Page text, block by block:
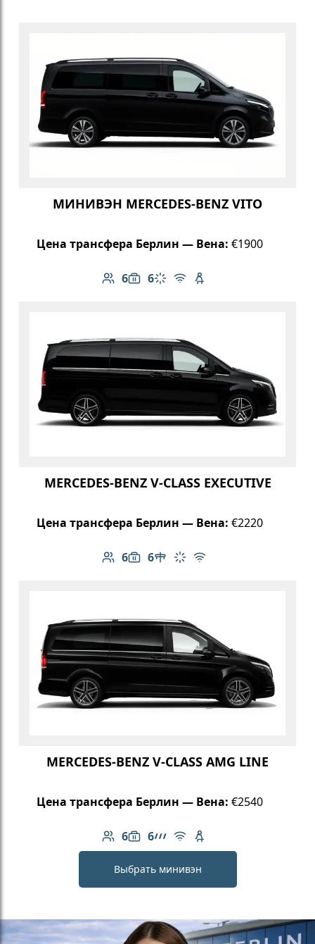
МИНИВЭН MERCEDES-BENZ VITO
Цена трансфера Берлин — Вена: €1900
6
Количество пассажиров: 6
6
Вместимость багажа: 6
Климат-контроль
Бесплатный Wi-Fi
Детское кресло
MERCEDES-BENZ V-CLASS EXECUTIVE
Цена трансфера Берлин — Вена: €2220
6
Количество пассажиров: 6
6
Вместимость багажа: 6
Стол в салоне
Климат-контроль
Бесплатный Wi-Fi
MERCEDES-BENZ V-CLASS AMG LINE
Цена трансфера Берлин — Вена: €2540
6
Количество пассажиров: 6
6
Вместимость багажа: 6
Линейка AMG
Бесплатный Wi-Fi
Детское кресло
Выбрать минивэн